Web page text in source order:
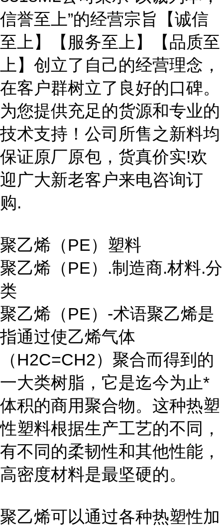
信誉至上”的经营宗旨【诚信
至上】【服务至上】【品质至
上】创立了自己的经营理念，
在客户群树立了良好的口碑。
为您提供充足的货源和专业的
技术支持！公司所售之新料均
保证原厂原包，货真价实!欢
迎广大新老客户来电咨询订
购.
聚乙烯（PE）塑料
聚乙烯（PE）.制造商.材料.分
类
聚乙烯（PE）-术语聚乙烯是
指通过使乙烯气体
（H2C=CH2）聚合而得到的
一大类树脂，它是迄今为止*
体积的商用聚合物。这种热塑
性塑料根据生产工艺的不同，
有不同的柔韧性和其他性能，
高密度材料是最坚硬的。
聚乙烯可以通过各种热塑性加